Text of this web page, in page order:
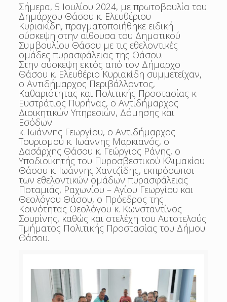
Σήμερα, 5 Ιουλίου 2024, με πρωτοβουλία του
Δημάρχου Θάσου κ. Ελευθέριου
Κυριακίδη, πραγματοποιήθηκε ειδική
σύσκεψη στην αίθουσα του Δημοτικού
Συμβουλίου Θάσου με τις εθελοντικές
ομάδες πυρασφάλειας της Θάσου.
Στην σύσκεψη εκτός από τον Δήμαρχο
Θάσου κ. Ελευθέριο Κυριακίδη συμμετείχαν,
ο Αντιδήμαρχος Περιβάλλοντος,
Καθαριότητας και Πολιτικής Προστασίας κ.
Ευστράτιος Πυρήνας, ο Αντιδήμαρχος
Διοικητικών Υπηρεσιών, Δόμησης και
Εσόδων
κ. Ιωάννης Γεωργίου, ο Αντιδήμαρχος
Τουρισμού κ. Ιωάννης Μαρκιανός, ο
Δασάρχης Θάσου κ. Γεώργιος Ράνης, ο
Υποδιοικητής του Πυροσβεστικού Κλιμακίου
Θάσου κ. Ιωάννης Χαντζίδης, εκπρόσωποι
των εθελοντικών ομάδων πυρασφάλειας
Ποταμιάς, Ραχωνίου – Αγίου Γεωργίου και
Θεολόγου Θάσου, ο Πρόεδρος της
Κοινότητας Θεολόγου κ. Κωνσταντίνος
Σουρίνης, καθώς και στελέχη του Αυτοτελούς
Τμήματος Πολιτικής Προστασίας του Δήμου
Θάσου.